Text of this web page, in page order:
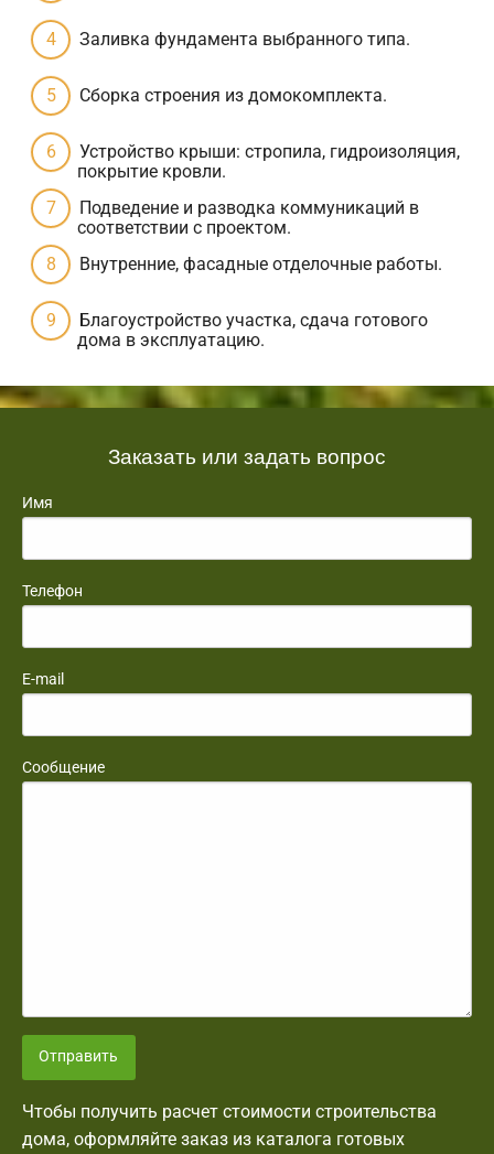
Заливка фундамента выбранного типа.
Сборка строения из домокомплекта.
Устройство крыши: стропила, гидроизоляция,
покрытие кровли.
Подведение и разводка коммуникаций в
соответствии с проектом.
Внутренние, фасадные отделочные работы.
Благоустройство участка, сдача готового
дома в эксплуатацию.
Заказать или задать вопрос
Имя
Телефон
E-mail
Сообщение
Отправить
Чтобы получить расчет стоимости строительства
дома, оформляйте заказ из каталога готовых